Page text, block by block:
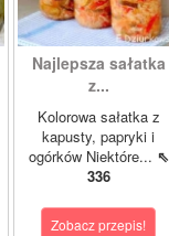
Najlepsza sałatka
z...
Kolorowa sałatka z
kapusty, papryki i
ogórków Niektóre... ⇖
336
Zobacz przepis!